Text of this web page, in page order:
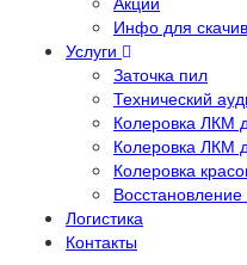
Инфо для
Услуги
Заточка пил
Технический
Колеровка ЛКМ
Колеровка ЛКМ
Колеровка
Логистика
Контакты